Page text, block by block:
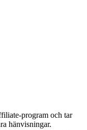
program och tar
hänvisningar.